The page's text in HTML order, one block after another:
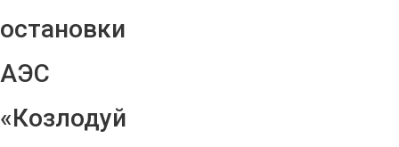
остановки
АЭС
«Козлодуй